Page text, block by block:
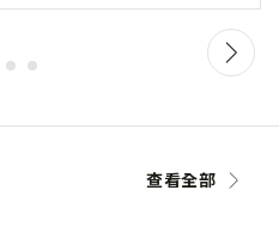
查看全部